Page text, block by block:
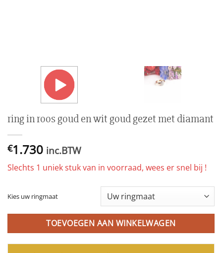
ring in roos goud en wit goud gezet met diamant
€1.730 inc.BTW
Slechts 1 uniek stuk van in voorraad, wees er snel bij !
Kies uw ringmaat
TOEVOEGEN AAN WINKELWAGEN